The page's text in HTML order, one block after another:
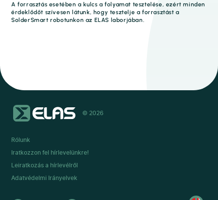
A forrasztás esetében a kulcs a folyamat tesztelése, ezért minden
érdeklődőt szívesen látunk, hogy tesztelje a forrasztást a
SolderSmart robotunkon az ELAS laborjában.
© 2026
Rólunk
Iratkozzon fel hírlevelünkre!
Leiratkozás a hírlevélről
Adatvédelmi Irányelvek